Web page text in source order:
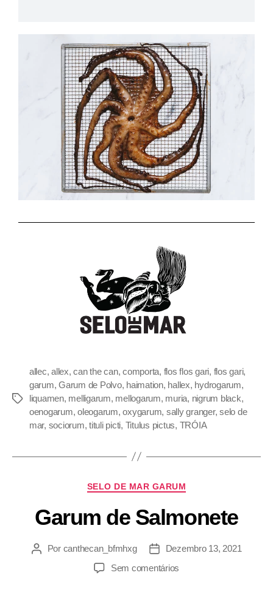
allec,allex,can the can,comporta, flos flos gari, flos gari,
garum,Garum de Polvo, haimation, hallex, hydrogarum,
liquamen, melligarum, mellogarum, muria, nigrum black,
oenogarum,oleogarum,oxygarum, sally granger,selo de
mar, sociorum,tituli picti, Titulus pictus, TRÓIA
SELO DE MAR GARUM
Garum de Salmonete
Por canthecan_bfmhxg
Dezembro 13, 2021
Sem comentários